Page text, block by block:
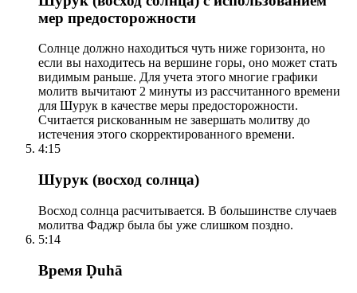
мер предосторожности
Солнце должно находиться чуть ниже горизонта, но
если вы находитесь на вершине горы, оно может стать
видимым раньше. Для учета этого многие графики
молитв вычитают 2 минуты из рассчитанного времени
для Шурук в качестве меры предосторожности.
Считается рискованным не завершать молитву до
истечения этого скорректированного времени.
4:15
Шурук (восход солнца)
Восход солнца расчитывается. В большинстве случаев
молитва Фаджр была бы уже слишком поздно.
5:14
Время Ḍuhā